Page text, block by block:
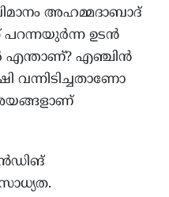
അഹമ്മദാബാദ്
പറന്നയുർന്ന ഉടൻ
എന്താണ്? എഞ്ചിൻ